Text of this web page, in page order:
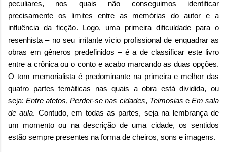
peculiares, nos quais não conseguimos identificar
precisamente os limites entre as memórias do autor e a
influência da ficção. Logo, uma primeira dificuldade para o
resenhista – no seu irritante vício profissional de enquadrar as
obras em gêneros predefinidos – é a de classificar este livro
entre a crônica ou o conto e acabo marcando as duas opções.
O tom memorialista é predominante na primeira e melhor das
quatro partes temáticas nas quais a obra está dividida, ou
seja:Entre afetos,Perder-se nas cidades, Teimosias e Em sala
de aula. Contudo, em todas as partes, seja na lembrança de
um momento ou na descrição de uma cidade, os sentidos
estão sempre presentes na forma de cheiros, sons e imagens.